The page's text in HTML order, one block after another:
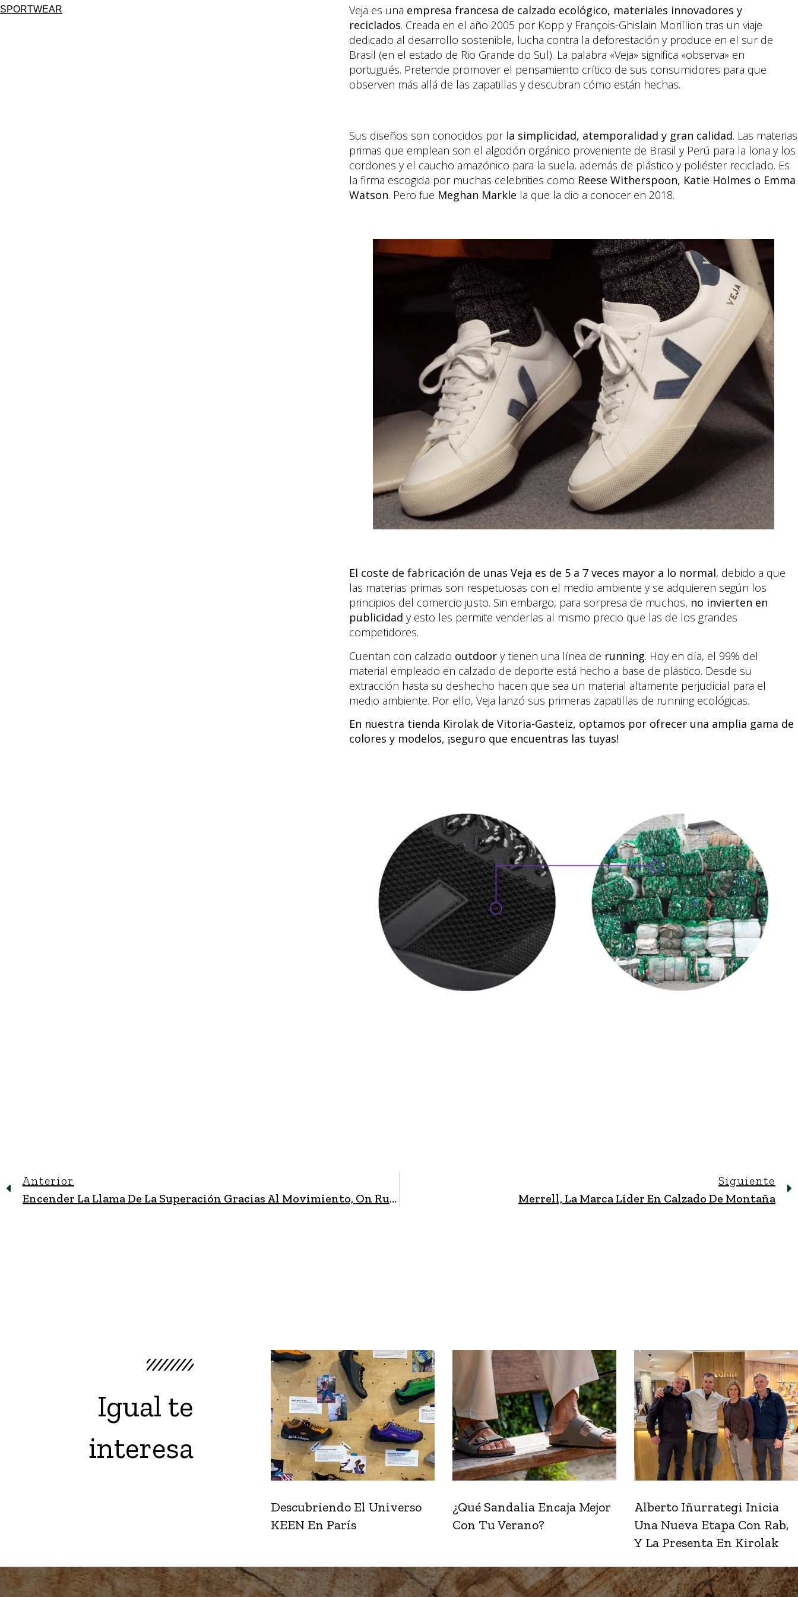
SPORTWEAR Veja es una empresa francesa de calzado ecológico, materiales innovadores y
reciclados. Creada en el año 2005 por Kopp y François-Ghislain Morillion tras un viaje
dedicado al desarrollo sostenible, lucha contra la deforestación y produce en el sur de
Brasil (en el estado de Rio Grande do Sul). La palabra «Veja» significa «observa» en
portugués. Pretende promover el pensamiento crítico de sus consumidores para que
observen más allá de las zapatillas y descubran cómo están hechas.
Sus diseños son conocidos por la simplicidad, atemporalidad y gran calidad. Las materias
primas que emplean son el algodón orgánico proveniente de Brasil y Perú para la lona y los
cordones y el caucho amazónico para la suela, además de plástico y poliéster reciclado. Es
la firma escogida por muchas celebrities como Reese Witherspoon, Katie Holmes o Emma
Watson. Pero fue Meghan Markle la que la dio a conocer en 2018.
El coste de fabricación de unas Veja es de 5 a 7 veces mayor a lo normal, debido a que
las materias primas son respetuosas con el medio ambiente y se adquieren según los
principios del comercio justo. Sin embargo, para sorpresa de muchos, no invierten en
publicidad y esto les permite venderlas al mismo precio que las de los grandes
competidores.
Cuentan con calzado outdoory tienen una línea de running. Hoy en día, el 99% del
material empleado en calzado de deporte está hecho a base de plástico. Desde su
extracción hasta su deshecho hacen que sea un material altamente perjudicial para el
medio ambiente. Por ello, Veja lanzó sus primeras zapatillas de running ecológicas.
En nuestra tienda Kirolak de Vitoria-Gasteiz, optamos por ofrecer una amplia gama de
colores y modelos, ¡seguro que encuentras las tuyas!
Anterior
Encender La Llama De La Superación Gracias Al Movimiento, On Running
Siguiente
Merrell, La Marca Líder En Calzado De Montaña
Igual te
interesa
Descubriendo El Universo
KEEN En París
¿Qué Sandalia Encaja Mejor
Con Tu Verano?
Alberto Iñurrategi Inicia
Una Nueva Etapa Con Rab,
Y La Presenta En Kirolak